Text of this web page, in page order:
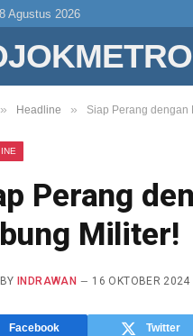
Agustus 2026
» Headline » Siap Perang dengan
Perang
Militer!
BY INDRAWAN 16 OKTOBER 2024
Facebook Twitter